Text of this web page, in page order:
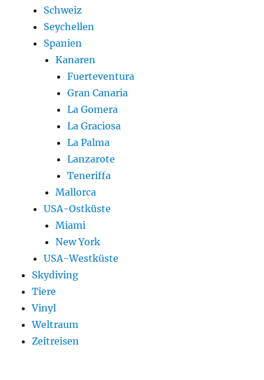
Schweiz
Seychellen
Spanien
Kanaren
Fuerteventura
Gran Canaria
La Gomera
La Graciosa
La Palma
Lanzarote
Teneriffa
Mallorca
USA-Ostküste
Miami
New York
USA-Westküste
Skydiving
Tiere
Vinyl
Weltraum
Zeitreisen